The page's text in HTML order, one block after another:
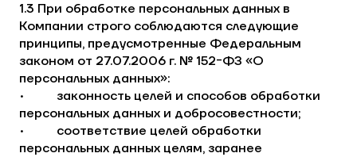
1.3 При обработке персональных данных в
Компании строго соблюдаются следующие
принципы, предусмотренные Федеральным
законом от 27.07.2006 г. № 152-ФЗ «О
персональных данных»:
• законность целей и способов обработки
персональных данных и добросовестности;
• соответствие целей обработки
персональных данных целям, заранее